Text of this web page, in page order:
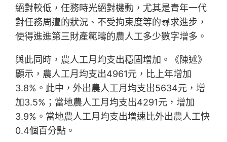
絕對較低，任務時光絕對機動，尤其是青年一代
對任務周遭的狀況、不受拘束度等的尋求進步，
使得進進第三財產範疇的農人工多少數字增多。
與此同時，農人工月均支出穩固增加。《陳述》
顯示，農人工月均支出4961元，比上年增加
3.8%。此中，外出農人工月均支出5634元，增
加3.5%；當地農人工月均支出4291元，增加
3.9%。當地農人工月均支出增速比外出農人工快
0.4個百分點。